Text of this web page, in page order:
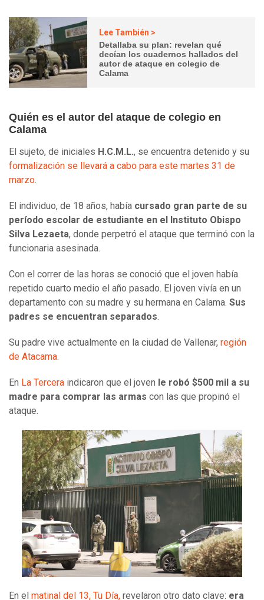
Lee También >
Detallaba su plan: revelan qué
decían los cuadernos hallados del
autor de ataque en colegio de
Calama
Quién es el autor del ataque de colegio en
Calama
El sujeto, de iniciales H.C.M.L., se encuentra detenido y su
formalización se llevará a cabo para este martes 31 de
marzo.
El individuo, de 18 años, había cursado gran parte de su
período escolar de estudiante en el Instituto Obispo
Silva Lezaeta, donde perpetró el ataque que terminó con la
funcionaria asesinada.
Con el correr de las horas se conoció que el joven había
repetido cuarto medio el año pasado. El joven vivía en un
departamento con su madre y su hermana en Calama. Sus
padres se encuentran separados.
Su padre vive actualmente en la ciudad de Vallenar, región
de Atacama.
En La Tercera indicaron que el joven le robó $500 mil a su
madre para comprar las armas con las que propinó el
ataque.
En el matinal del 13, Tu Día, revelaron otro dato clave: era